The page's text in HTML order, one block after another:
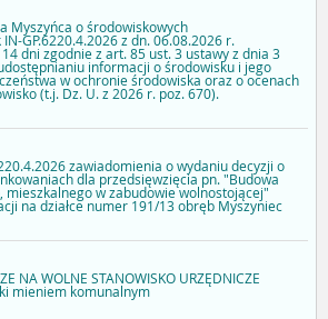
Myszyńca o środowiskowych
GP.6220.4.2026 z dn. 06.08.2026 r.
dni zgodnie z art. 85 ust. 3 ustawy z dnia 3
informacji o środowisku i jego
w ochronie środowiska oraz o ocenach
(t.j. Dz. U. z 2026 r. poz. 670).
zawiadomienia o wydaniu decyzji o
dla przedsięwzięcia pn. "Budowa
w zabudowie wolnostojącej"
na działce numer 191/13 obręb Myszyniec
NA WOLNE STANOWISKO URZĘDNICZE
mieniem komunalnym